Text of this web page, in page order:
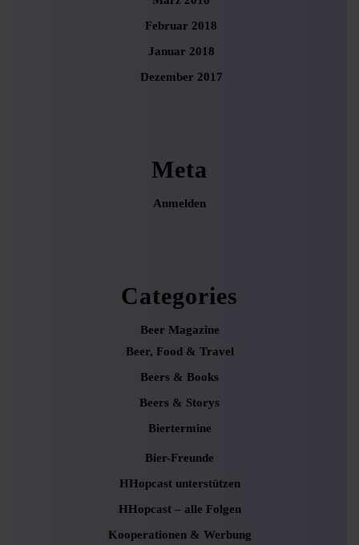
Februar 2018
Januar 2018
Dezember 2017
Meta
Anmelden
Categories
Beer Magazine
Beer, Food & Travel
Beers & Books
Beers & Storys
Biertermine
Bier-Freunde
HHopcast unterstützen
HHopcast – alle Folgen
Kooperationen & Werbung